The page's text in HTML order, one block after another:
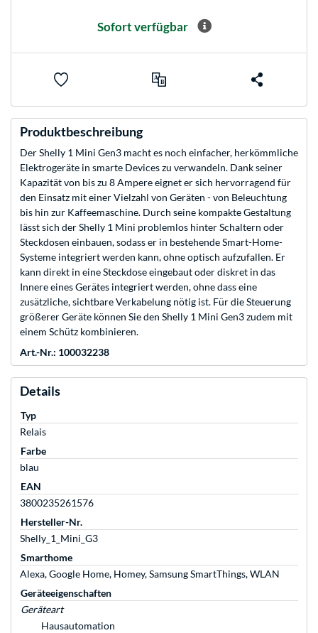
Sofort verfügbar
Produktbeschreibung
Der Shelly 1 Mini Gen3 macht es noch einfacher, herkömmliche
Elektrogeräte in smarte Devices zu verwandeln. Dank seiner
Kapazität von bis zu 8 Ampere eignet er sich hervorragend für
den Einsatz mit einer Vielzahl von Geräten - von Beleuchtung
bis hin zur Kaffeemaschine. Durch seine kompakte Gestaltung
lässt sich der Shelly 1 Mini problemlos hinter Schaltern oder
Steckdosen einbauen, sodass er in bestehende Smart-Home-
Systeme integriert werden kann, ohne optisch aufzufallen. Er
kann direkt in eine Steckdose eingebaut oder diskret in das
Innere eines Gerätes integriert werden, ohne dass eine
zusätzliche, sichtbare Verkabelung nötig ist. Für die Steuerung
größerer Geräte können Sie den Shelly 1 Mini Gen3 zudem mit
einem Schütz kombinieren.
Art.-Nr.: 100032238
Details
Typ
Relais
Farbe
blau
EAN
3800235261576
Hersteller-Nr.
Shelly_1_Mini_G3
Smarthome
Alexa, Google Home, Homey, Samsung SmartThings, WLAN
Geräteeigenschaften
Geräteart
Hausautomation